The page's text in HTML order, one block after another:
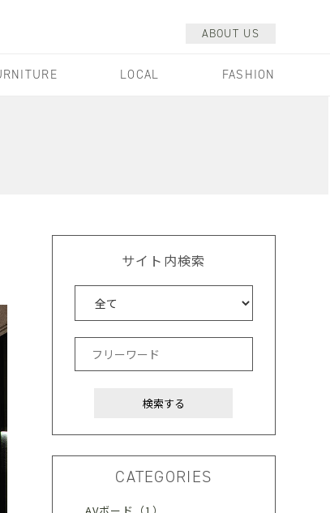
ABOUT US
LOCAL FASHION
サイト内検索
CATEGORIES